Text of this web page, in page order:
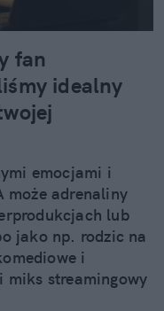
fan
idealny
emocjami i
może adrenaliny
lub
jako np. rodzic na
i
miks streamingowy